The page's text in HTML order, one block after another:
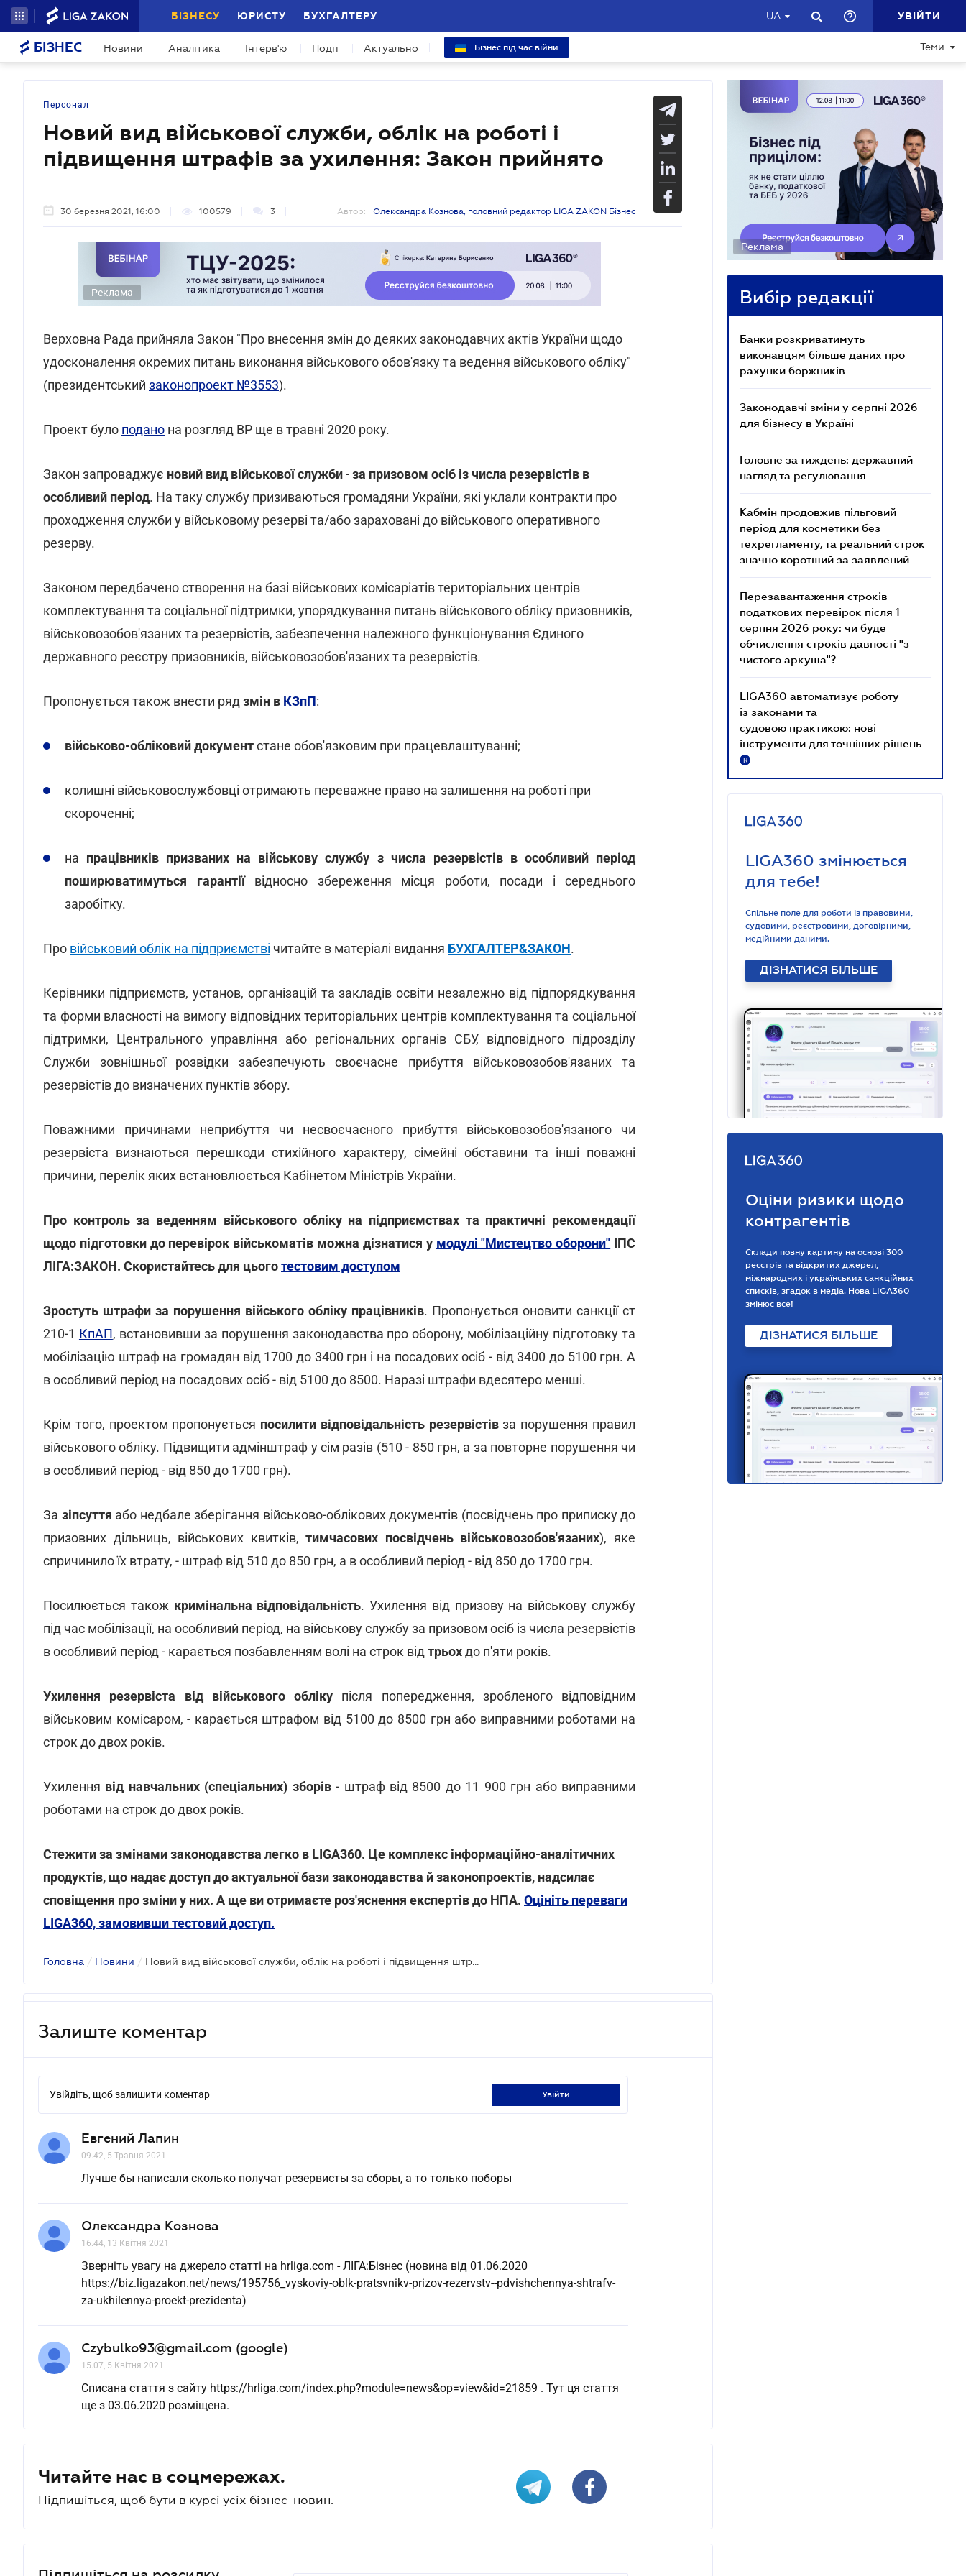
БІЗНЕСУ ЮРИСТУ БУХГАЛТЕРУ UA УВІЙТИ
БІЗНЕС Новини Аналітика Інтерв'ю Події Актуально Бізнес під час війни Теми
Персонал
Новий вид військової служби, облік на роботі і
підвищення штрафів за ухилення: Закон прийнято
30 березня 2021, 16:00 100579 3 Автор: Олександра Кознова, головний редактор LIGA ZAKON Бізнес
Реклама
Верховна Рада прийняла Закон "Про внесення змін до деяких законодавчих актів України щодо
удосконалення окремих питань виконання військового обов'язку та ведення військового обліку"
(президентський законопроект №3553).
Проект було подано на розгляд ВР ще в травні 2020 року.
Закон запроваджує новий вид військової служби-за призовом осіб із числа резервістів в
особливий період. На таку службу призиваються громадяни України, які уклали контракти про
проходження служби у військовому резерві та/або зараховані до військового оперативного
резерву.
Законом передбачено створення на базі військових комісаріатів територіальних центрів
комплектування та соціальної підтримки, упорядкування питань військового обліку призовників,
військовозобов'язаних та резервістів, забезпечення належного функціонування Єдиного
державного реєстру призовників, військовозобов'язаних та резервістів.
Пропонується також внести ряд змін в КЗпП:
військово-обліковий документстане обов'язковим при працевлаштуванні;
колишні військовослужбовці отримають переважне право на залишення на роботі при
скороченні;
на працівників призваних на військову службу з числа резервістів в особливий період
поширюватимуться гарантіївідносно
збереження місця роботи, посади і середнього
заробітку.
Про військовий облік на підприємстві читайте в матеріалі видання БУХГАЛТЕР&ЗАКОН.
Керівники підприємств, установ, організацій та закладів освіти незалежно від підпорядкування
та форми власності на вимогу відповідних територіальних центрів комплектування та соціальної
підтримки, Центрального управління або регіональних органів СБУ, відповідного підрозділу
Служби зовнішньої розвідки забезпечують своєчасне прибуття військовозобов'язаних та
резервістів до визначених пунктів збору.
Поважними причинами неприбуття чи несвоєчасного прибуття військовозобов'язаного чи
резервіста визнаються перешкоди стихійного характеру, сімейні обставини та інші поважні
причини, перелік яких встановлюється Кабінетом Міністрів України.
Про контроль за веденням військового обліку на підприємствах та практичні рекомендації
щодо підготовки до перевірок військоматів можна дізнатися у модулі "Мистецтво оборони" ІПС
ЛІГА:ЗАКОН. Скористайтесь для цьоготестовим доступом
Зростуть штрафи за порушення війського обліку працівників. Пропонується оновити санкції ст
210-1 КпАП, встановивши за порушення законодавства про оборону, мобілізаційну підготовку та
мобілізацію штраф на громадян від 1700 до 3400 грн і на посадових осіб - від 3400 до 5100 грн. А
в особливий період на посадових осіб - від 5100 до 8500. Наразі штрафи вдесятеро менші.
Крім того, проектом пропонується посилити відповідальність резервістівза порушення правил
військового обліку. Підвищити адмінштраф у сім разів (510 - 850 грн, а за повторне порушення чи
в особливий період - від 850 до 1700 грн).
За зіпсуття або недбале зберігання військово-облікових документів (посвідчень про приписку до
призовних дільниць, військових квитків,тимчасових посвідчень військовозобов'язаних), яке
спричинило їх втрату, - штраф від 510 до 850 грн, а в особливий період - від 850 до 1700 грн.
Посилюється також кримінальна відповідальність. Ухилення від призову на військову службу
під час мобілізації, на особливий період, на військову службу за призовом осіб із числа резервістів
в особливий період - карається позбавленням волі на строк від трьохдо п'яти років.
Ухилення резервіста від військового обліку після попередження, зробленого відповідним
військовим комісаром, - карається штрафом від 5100 до 8500 грн або виправними роботами на
строк до двох років.
Ухилення від навчальних (спеціальних) зборів- штраф від 8500 до 11 900 грн або виправними
роботами на строк до двох років.
Стежити за змінами законодавства легко в LIGA360. Це комплекс інформаційно-аналітичних
продуктів, що надає доступ до актуальної бази законодавства й законопроектів, надсилає
сповіщення про зміни у них. А ще ви отримаєте роз'яснення експертів до НПА. Оцініть переваги
LIGA360, замовивши тестовий доступ.
Головна / Новини / Новий вид військової служби, облік на роботі і підвищення штрафів за ухилення: Закон прийнято
Залиште коментар
Увійдіть, щоб залишити коментар увійти
Евгений Лапин
09.42, 5 Травня 2021
Лучше бы написали сколько получат резервисты за сборы, а то только поборы
Олександра Кознова
16.44, 13 Квітня 2021
Зверніть увагу на джерело статті на hrliga.com - ЛІГА:Бізнес (новина від 01.06.2020
https://biz.ligazakon.net/news/195756_vyskoviy-oblk-pratsvnikv-prizov-rezervstv--pdvishchennya-shtrafv-
za-ukhilennya-proekt-prezidenta)
Czybulko93@gmail.com (google)
15.07, 5 Квітня 2021
Списана стаття з сайту https://hrliga.com/index.php?module=news&op=view&id=21859 . Тут ця стаття
ще з 03.06.2020 розміщена.
Читайте нас в соцмережах.
Підпишіться, щоб бути в курсі усіх бізнес-новин.
Реклама
Вибір редакції
Банки розкриватимуть
виконавцям більше даних про
рахунки боржників
Законодавчі зміни у серпні 2026
для бізнесу в Україні
Головне за тиждень: державний
нагляд та регулювання
Кабмін продовжив пільговий
період для косметики без
техрегламенту, та реальний строк
значно коротший за заявлений
Перезавантаження строків
податкових перевірок після 1
серпня 2026 року: чи буде
обчислення строків давності "з
чистого аркуша"?
LIGA360 автоматизує роботу
із законами та
судовою практикою: нові
інструменти для точніших рішень
R
LIGA360 змінюється
для тебе!
Спільне поле для роботи із правовими,
судовими, реєстровими, договірними,
медійними даними.
ДІЗНАТИСЯ БІЛЬШЕ
Оціни ризики щодо
контрагентів
Склади повну картину на основі 300
реєстрів та відкритих джерел,
міжнародних і українських санкційних
списків, згадок в медіа. Нова LIGA360
змінює все!
ДІЗНАТИСЯ БІЛЬШЕ